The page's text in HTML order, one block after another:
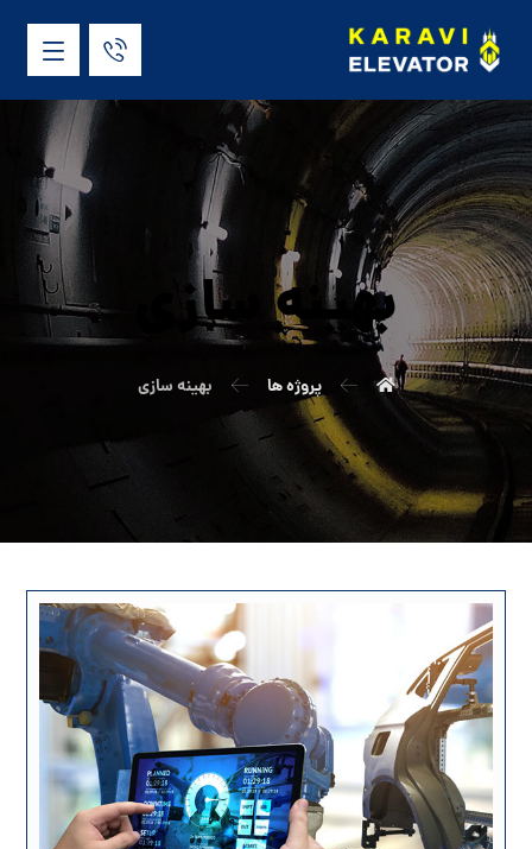
بهینه سازی
پروژه ها بهینه سازی